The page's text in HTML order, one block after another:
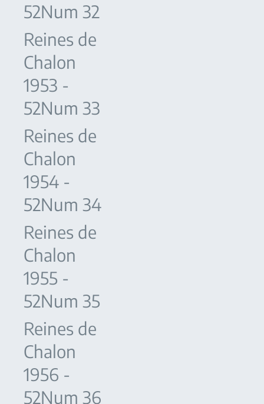
52Num 32
Reines de
Chalon
1953 -
52Num 33
Reines de
Chalon
1954 -
52Num 34
Reines de
Chalon
1955 -
52Num 35
Reines de
Chalon
1956 -
52Num 36